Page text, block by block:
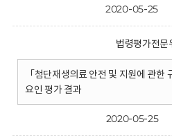
2020-05-25
법령평가전문
「첨단재생의료 안전 및 지원에 관한
요인 평가 결과
2020-05-25